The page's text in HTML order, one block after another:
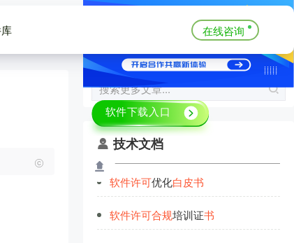
在线咨询
技术文档
软件许可优化白皮书
软件许可合规培训证书